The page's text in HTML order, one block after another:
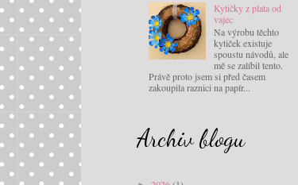
Kytičky z plata od
vajec
Na výrobu těchto
kytiček existuje
spoustu návodů, ale
mě se zalíbil tento.
Právě proto jsem si před časem
zakoupila raznici na papír...
Archiv blogu